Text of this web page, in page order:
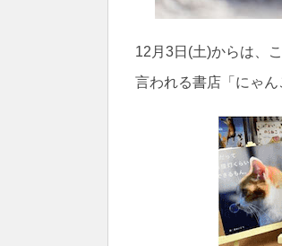
12月3日(土)からは、
言われる書店「にゃん